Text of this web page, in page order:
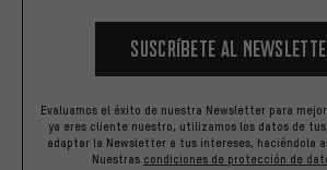
Suscríbete al
Evaluamos el éxito de nuestra Newsletter para
ya eres cliente nuestro, utilizamos los datos de
adaptar la Newsletter a tus intereses, haciéndola
Nuestras condiciones de protección de